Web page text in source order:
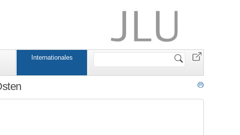
Internationales
Website
2024-